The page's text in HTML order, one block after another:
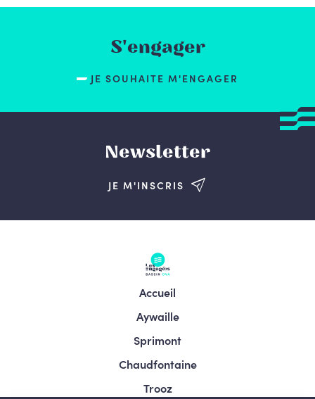
S'engager
JE SOUHAITE M'ENGAGER
Newsletter
JE M'INSCRIS
Accueil
Aywaille
Sprimont
Chaudfontaine
Trooz